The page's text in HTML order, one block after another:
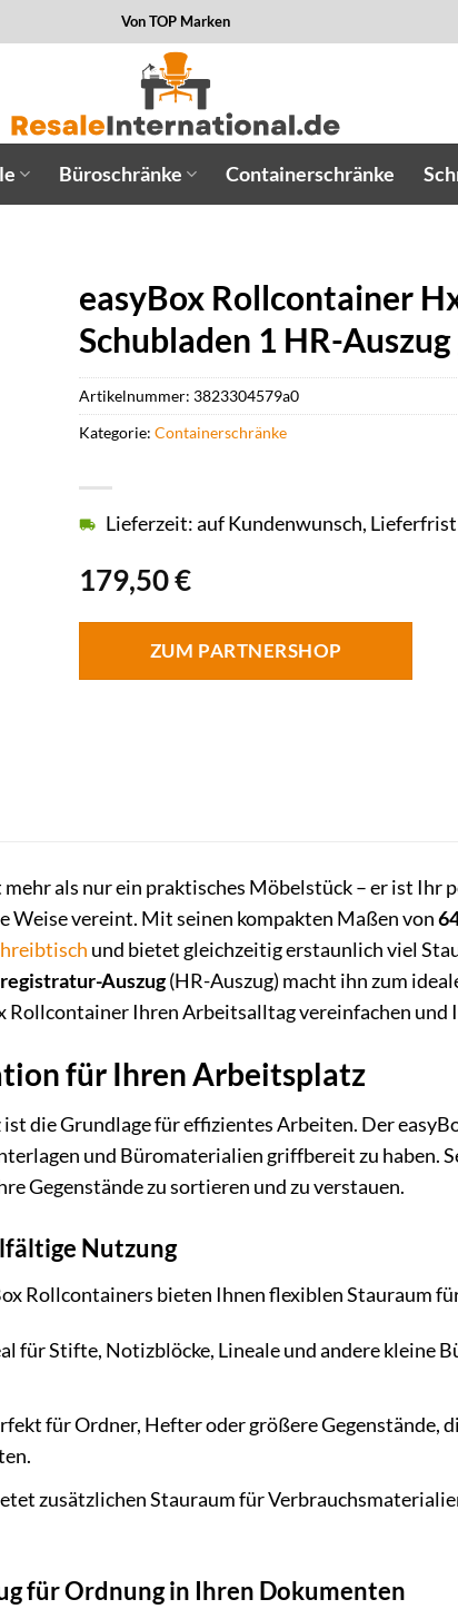
Von TOP Marken
Büroschränke Containerschränke
easyBox Rollcontainer
Schubladen 1 HR-
179,50€
Lieferzeit: auf Kundenwunsch,
ZUM PARTNERSHOP
Artikelnummer: 3823304579a0
Kategorie:Containerschränke
mehr als nur ein praktisches Möbelstück – er ist Ihr
Weise vereint. Mit seinen kompakten Maßen von
und bietet gleichzeitig erstaunlich viel
Auszug(HR-Auszug) macht ihn zum
Rollcontainer Ihren Arbeitsalltag vereinfachen
für Ihren Arbeitsplatz
die Grundlage für effizientes Arbeiten. Der
und Büromaterialien griffbereit zu haben.
Gegenstände zu sortieren und zu verstauen.
Nutzung
Rollcontainers bieten Ihnen flexiblen Stauraum
für Stifte, Notizblöcke, Lineale und andere kleine
für Ordner, Hefter oder größere Gegenstände,
zusätzlichen Stauraum für
für Ordnung in Ihren Dokumenten